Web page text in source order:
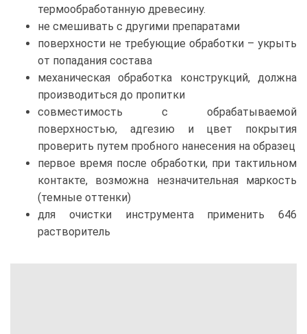
термообработанную древесину.
не смешивать с другими препаратами
поверхности не требующие обработки – укрыть
от попадания состава
механическая обработка конструкций, должна
производиться до пропитки
совместимость с обрабатываемой
поверхностью, адгезию и цвет покрытия
проверить путем пробного нанесения на образец
первое время после обработки, при тактильном
контакте, возможна незначительная маркость
(темные оттенки)
для очистки инструмента применить 646
растворитель